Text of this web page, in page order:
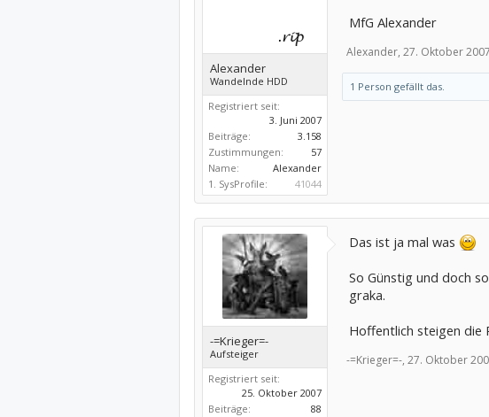
Alexander
Wandelnde HDD
Registriert seit:
3. Juni 2007
Beiträge:
3.158
Zustimmungen:
57
Name:
Alexander
1. SysProfile:
41044
MfG Alexander
Alexander, 27. Oktober 2007
1 Person gefällt das.
-=Krieger=-
Aufsteiger
Registriert seit:
25. Oktober 2007
Beiträge:
88
Das ist ja mal was
So Günstig und doch
graka.
Hoffentlich steigen die
-=Krieger=-, 27. Oktober